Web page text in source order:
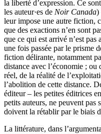
la liberté d’expression. Ce
les auteur·es de Noir Canada)
leur impose une autre fiction,
que des exactions n’en sont
que ce qui est arrivé n’est
une fois passée par le prisme
fiction délirante, notamment
distance avec l’économie ;
réel, de la réalité de
l’abolition de cette distance.
éditeur – les petites éditrices
petits auteurs, ne peuvent pas
doivent la rétablir par le biais
La littérature, dans